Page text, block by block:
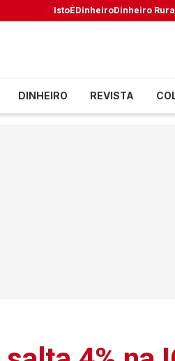
IstoÉDinheiroDinheiro
DINHEIRO REVISTA